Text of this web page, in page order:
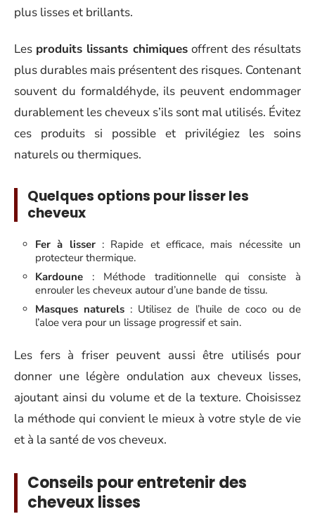
plus lisses et brillants.
Les produits lissants chimiquesoffrent des résultats
plus durables mais présentent des risques. Contenant
souvent du formaldéhyde, ils peuvent endommager
durablement les cheveux s’ils sont mal utilisés. Évitez
ces produits si possible et privilégiez les soins
naturels ou thermiques.
Quelques options pour lisser les
cheveux
Fer à lisser: Rapide et efficace, mais nécessite un
protecteur thermique.
Kardoune : Méthode traditionnelle qui consiste à
enrouler les cheveux autour d’une bande de tissu.
Masques naturels : Utilisez de l’huile de coco ou de
l’aloe vera pour un lissage progressif et sain.
Les fers à friser peuvent aussi être utilisés pour
donner une légère ondulation aux cheveux lisses,
ajoutant ainsi du volume et de la texture. Choisissez
la méthode qui convient le mieux à votre style de vie
et à la santé de vos cheveux.
Conseils pour entretenir des
cheveux lisses